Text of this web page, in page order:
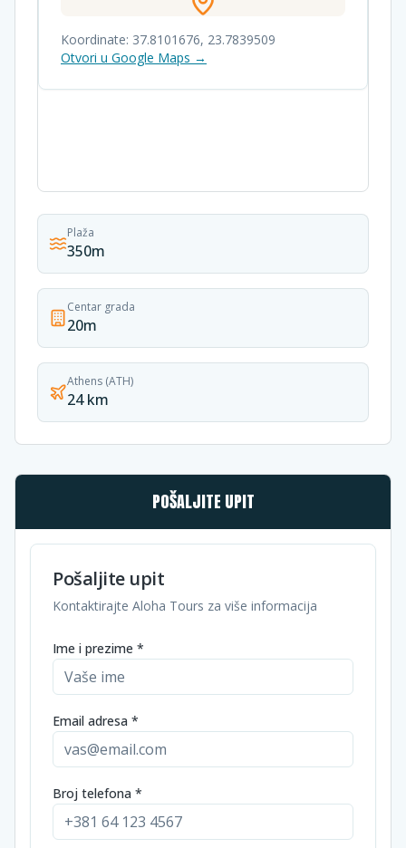
Koordinate: 37.8101676, 23.7839509
Otvori u Google Maps →
Plaža
350m
Centar grada
20m
Athens (ATH)
24 km
POŠALJITE UPIT
Pošaljite upit
Kontaktirajte Aloha Tours za više informacija
Ime i prezime *
Email adresa *
Broj telefona *